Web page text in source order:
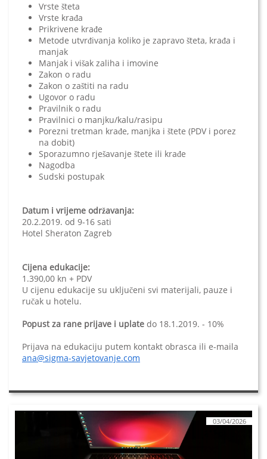
Vrste šteta
Vrste krađa
Prikrivene krađe
Metode utvrđivanja koliko je zapravo šteta, krađa i
manjak
Manjak i višak zaliha i imovine
Zakon o radu
Zakon o zaštiti na radu
Ugovor o radu
Pravilnik o radu
Pravilnici o manjku/kalu/rasipu
Porezni tretman krađe, manjka i štete (PDV i porez
na dobit)
Sporazumno rješavanje štete ili krađe
Nagodba
Sudski postupak
Datum i vrijeme održavanja:
20.2.2019. od 9-16 sati
Hotel Sheraton Zagreb
Cijena edukacije:
1.390,00 kn + PDV
U cijenu edukacije su uključeni svi materijali, pauze i
ručak u hotelu.
Popust za rane prijave i uplate do 18.1.2019. - 10%
Prijava na edukaciju putem kontakt obrasca ili e-maila
ana@sigma-savjetovanje.com
03/04/2026